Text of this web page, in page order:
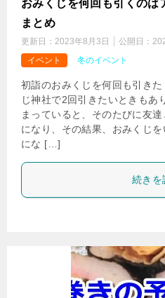
おみくじを何回も引くのは
まとめ
更新日： 2023年8月3日 公開日：
イベント
冬のイベント
初詣のおみくじを何回も引き
じ神社で2回引きたいときもあ
まっていると、そのたびに友
になり、その結果、おみくじ
にな […]
続きを